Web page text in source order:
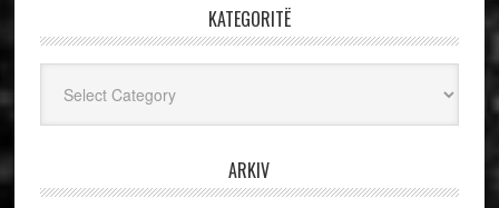
KATEGORITË
ARKIV